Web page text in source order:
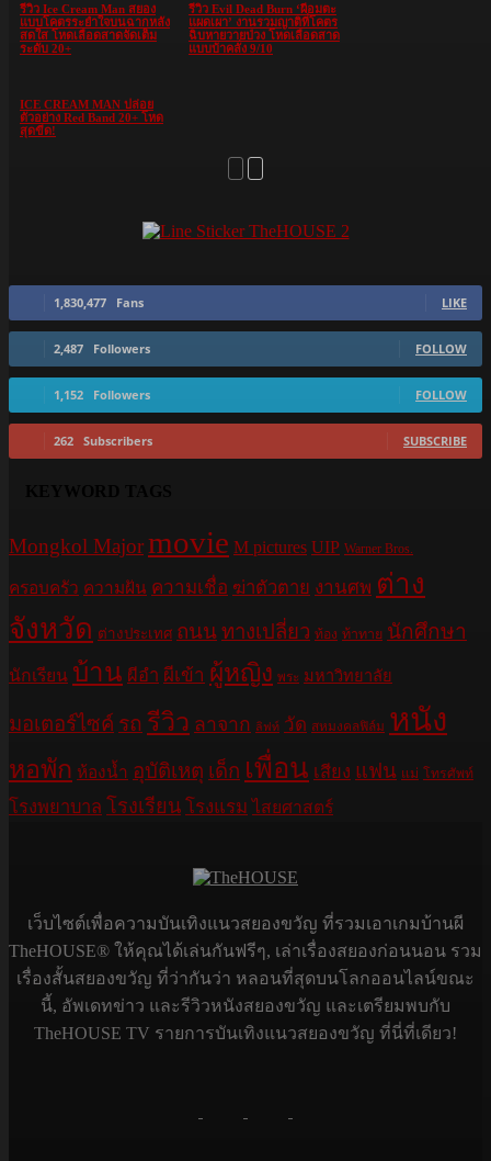
รีวิว Ice Cream Man สยอง
แบบโคตรระยำใจบนฉากหลัง
สดใส โหดเลือดสาดจัดเต็ม
ระดับ 20+
รีวิว Evil Dead Burn ‘ผีอมตะ
แผดเผา’ งานรวมญาติที่โคตร
ฉิบหายวายป่วง โหดเลือดสาด
แบบบ้าคลั่ง 9/10
ICE CREAM MAN ปล่อย
ตัวอย่าง Red Band 20+ โหด
สุดขีด!
1,830,477 Fans LIKE
2,487 Followers FOLLOW
1,152 Followers FOLLOW
262 Subscribers SUBSCRIBE
Mongkol Majormovie M pictures UIP Warner Bros.
ครอบครัว ความฝัน ความเชื่อ ฆ่าตัวตาย งานศพ ต่าง
จังหวัด ต่างประเทศ ถนนทางเปลี่ยว ท้อง ท้าทาย นักศึกษา
นักเรียน บ้าน ผีอำ ผีเข้า ผู้หญิง พระ มหาวิทยาลัย
มอเตอร์ไซค์ รถ รีวิว ลาจาก ลิฟท์ วัด สหมงคลฟิล์ม หนัง
หอพัก ห้องน้ำ อุบัติเหตุ เด็ก เพื่อน เสียง แฟน แม่ โทรศัพท์
โรงพยาบาล โรงเรียน โรงแรม ไสยศาสตร์
เว็บไซต์เพื่อความบันเทิงแนวสยองขวัญ ที่รวมเอาเกมบ้านผี
TheHOUSE® ให้คุณได้เล่นกันฟรีๆ, เล่าเรื่องสยองก่อนนอน รวม
เรื่องสั้นสยองขวัญ ที่ว่ากันว่า หลอนที่สุดบนโลกออนไลน์ขณะ
นี้, อัพเดทข่าว และรีวิวหนังสยองขวัญ และเตรียมพบกับ
TheHOUSE TV รายการบันเทิงแนวสยองขวัญ ที่นี่ที่เดียว!